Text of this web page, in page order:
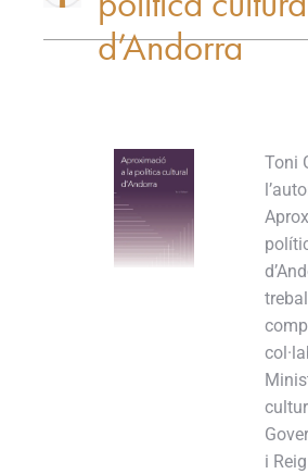
d’Andorra
Toni
i